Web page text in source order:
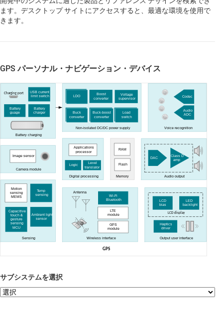
ます。デスクトップ サイトにアクセスすると、最適な環境を使用で
きます。
GPS パーソナル・ナビゲーション・デバイス
GPS
Memory
RAM
Flash
Audio output
DAC
Class D
amp
Non-isolated DC/DC power supply
LDO
Buck
converter
Buck-boost
converter
Boost
converter
Load
switch
Voltage
supervisor
Sensing
Capacitive
touch &
gesture
sensing
MCU
Motion
sensing
MEMS
Temp
sensing
Ambient light
sensor
Wireless interface
Antenna
Wi-Fi
Bluetooth
GPS
module
LTE
module
Battery charging
Battery
charger
Battery
guage
USB current
limit switch
Charging port
Camera module
Image sensor
Digital processing
Applications
processor
Logic
Level
translator
Voice recognition
Audio
ADC
Codec
Output user interface
LCD
bias
LED
backlight
LCD display
Haptics
driver
サブシステムを選択